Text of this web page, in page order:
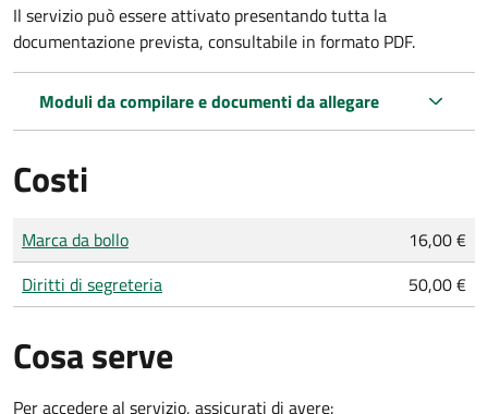
Il servizio può essere attivato presentando tutta la
documentazione prevista, consultabile in formato PDF.
Moduli da compilare e documenti da allegare
Costi
Tipo di pagamento
Importo
Marca da bollo
16,00 €
Diritti di segreteria
50,00 €
Cosa serve
Per accedere al servizio, assicurati di avere: